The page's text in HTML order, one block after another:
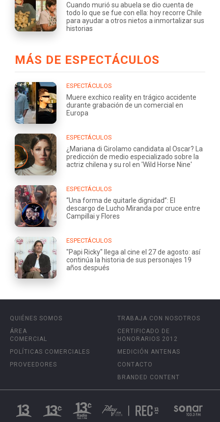
Cuando murió su abuela se dio cuenta de
todo lo que se fue con ella: hoy recorre Chile
para ayudar a otros nietos a inmortalizar sus
historias
MÁS DE ESPECTÁCULOS
ESPECTÁCULOS
Muere exchico reality en trágico accidente
durante grabación de un comercial en
Europa
ESPECTÁCULOS
¿Mariana di Girolamo candidata al Oscar? La
predicción de medio especializado sobre la
actriz chilena y su rol en 'Wild Horse Nine'
ESPECTÁCULOS
“Una forma de quitarle dignidad”: El
descargo de Lucho Miranda por cruce entre
Campillai y Flores
ESPECTÁCULOS
"Papi Ricky" llega al cine el 27 de agosto: así
continúa la historia de sus personajes 19
años después
QUIÉNES SOMOS
ÁREA
COMERCIAL
POLÍTICAS COMERCIALES
PROVEEDORES
TRABAJA CON NOSOTROS
CERTIFICADO DE
HONORARIOS 2012
MEDICIÓN ANTENAS
CONTACTO
BRANDED CONTENT